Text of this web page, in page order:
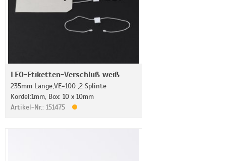
LEO-Etiketten-Verschluß weiß
235mm Länge,VE=100 ,2 Splinte
Kordel:1mm, Box: 10 x 10mm
Artikel-Nr.: 151475